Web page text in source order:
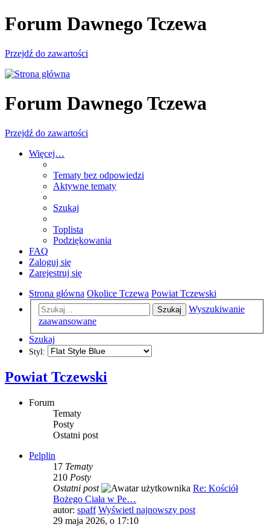
Forum Dawnego Tczewa
Przejdź do zawartości
Forum Dawnego Tczewa
Przejdź do zawartości
Więcej…
Tematy bez odpowiedzi
Aktywne tematy
Szukaj
Toplista
Podziękowania
FAQ
Zaloguj się
Zarejestruj się
Strona główna Okolice Tczewa Powiat Tczewski
Szukaj
Wyszukiwanie
zaawansowane
Szukaj
Styl:
Powiat Tczewski
Forum
Tematy
Posty
Ostatni post
Pelplin
17 Tematy
210 Posty
Ostatni post
Re: Kościół
Bożego Ciała w Pe…
autor: spaff Wyświetl najnowszy post
29 maja 2026, o 17:10